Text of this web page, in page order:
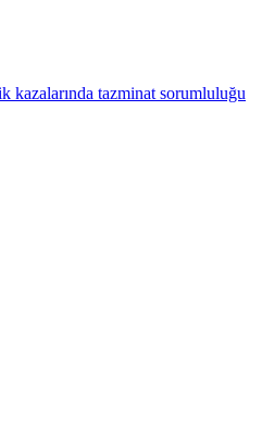
kazalarında tazminat sorumluluğu